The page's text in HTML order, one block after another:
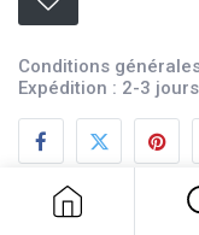
Conditions
Expédition : 2-3
Description
Check
38,40